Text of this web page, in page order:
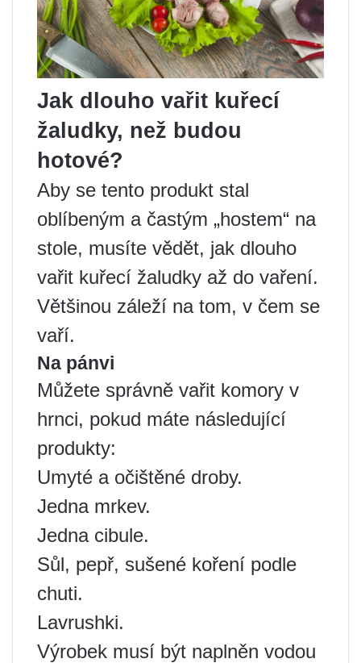
Jak dlouho vařit kuřecí
žaludky, než budou
hotové?
Aby se tento produkt stal
oblíbeným a častým „hostem“ na
stole, musíte vědět, jak dlouho
vařit kuřecí žaludky až do vaření.
Většinou záleží na tom, v čem se
vaří.
Na pánvi
Můžete správně vařit komory v
hrnci, pokud máte následující
produkty:
Umyté a očištěné droby.
Jedna mrkev.
Jedna cibule.
Sůl, pepř, sušené koření podle
chuti.
Lavrushki.
Výrobek musí být naplněn vodou